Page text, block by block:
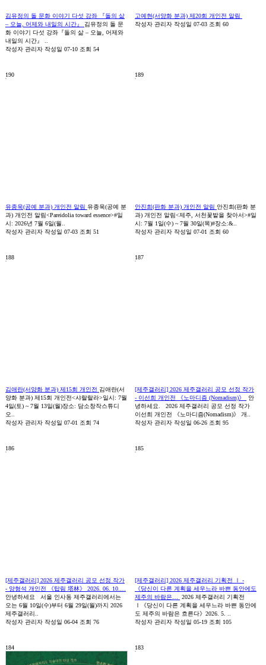
김유정의 돌 문화 이야기 다섯 강좌 『돌의 삶
– 오늘, 어제와 내일의 시간』 김유정의 돌 문
화 이야기 다섯 강좌『돌의 삶 – 오늘, 어제와
내일의 시간』 ..
작성자 관리자 작성일 07-10 조회 54
고예현(서양화 분과) 제20회 개인전 알림
작성자 관리자 작성일 07-03 조회 60
190
유종욱(공예 분과) 개인전 알림 유종욱(공예 분
과) 개인전 알림<Pareidolia toward essence>#일
시: 2026년 7월 6일(월..
작성자 관리자 작성일 07-03 조회 51
189
안진희(판화 분과) 개인전 알림 안진희(판화 분
과) 개인전 알림<제주, 서천꽃밭을 찾아서>#일
시: 7월 1일(수) ~ 7월 30일(목)#장소:&..
작성자 관리자 작성일 07-01 조회 60
188
김애란(서양화 분과) 제15회 개인전 김애란(서
양화 분과) 제15회 개인전<샤랄랄라>일시: 7월
4일(토) ~ 7월 13일(월)장소: 담소창작스튜디
오..
작성자 관리자 작성일 07-01 조회 74
187
[제주갤러리] 2026 제주갤러리 공모 선정 작가
- 이선희 개인전 《노마디즘 (Nomadism)》
안
녕하세요. 2026 제주갤러리 공모 선정 작가
이선희 개인전 《노마디즘(Nomadism)》 개..
작성자 관리자 작성일 06-26 조회 95
186
[제주갤러리] 2026 제주갤러리 공모 선정 작가
- 양형석 개인전 《탑림 塔林》 2026. 06. 10.…
안녕하세요 서울 인사동 제주갤러리에서는
오는 6월 10일(수)부터 6월 29일(월)까지 2026
제주갤러리..
작성자 관리자 작성일 06-04 조회 76
185
[제주갤러리] 2026 제주갤러리 기획전 Ⅰ -
《당신이 다른 계획을 세우느라 바쁜 동안에도
제주의 바람은…
2026 제주갤러리 기획전
Ⅰ《당신이 다른 계획을 세우느라 바쁜 동안에
도 제주의 바람은 흐른다》2026. 5. ..
작성자 관리자 작성일 05-19 조회 105
184 183